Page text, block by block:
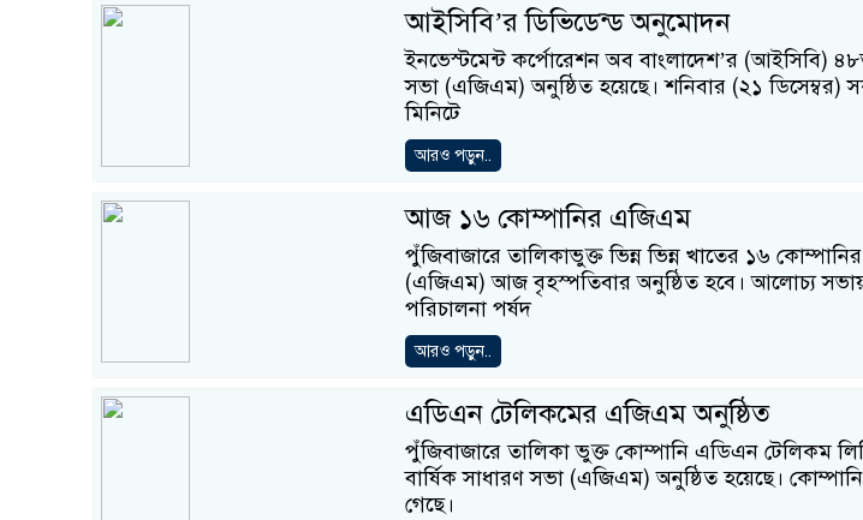
আইসিবি’র ডিভিডেন্ড অনুমোদন
ইনভেস্টমেন্ট কর্পোরেশন অব বাংলাদেশ’র (আইসিবি)
সভা (এজিএম) অনুষ্ঠিত হয়েছে। শনিবার (২১ ডিসেম্বর)
মিনিটে
আরও পড়ুন..
আজ ১৬ কোম্পানির এজিএম
পুঁজিবাজারে তালিকাভুক্ত ভিন্ন ভিন্ন খাতের ১৬
(এজিএম) আজ বৃহস্পতিবার অনুষ্ঠিত হবে। আলোচ্য
পরিচালনা পর্ষদ
আরও পড়ুন..
এডিএন টেলিকমের এজিএম অনুষ্ঠিত
পুঁজিবাজারে তালিকা ভুক্ত কোম্পানি এডিএন টেলিকম
বার্ষিক সাধারণ সভা (এজিএম) অনুষ্ঠিত হয়েছে।
গেছে।